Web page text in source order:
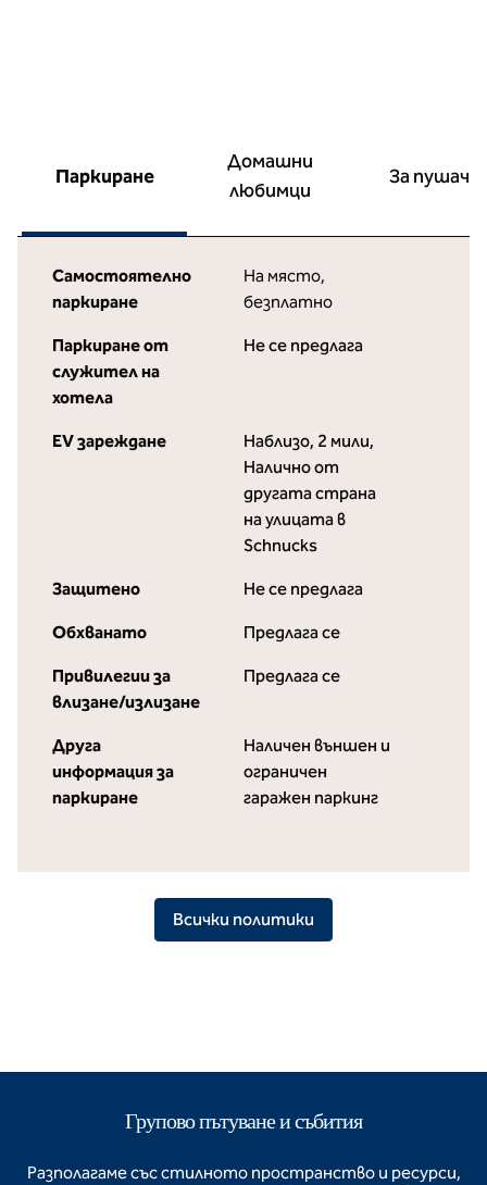
Паркиране
Домашни
любимци
За пушачи
Самостоятелно
паркиране
На място,
безплатно
Паркиране от
служител на
хотела
Не се предлага
EV зареждане Наблизо, 2 мили,
Налично от
другата страна
на улицата в
Schnucks
Защитено Не се предлага
Обхванато Предлага се
Привилегии за
влизане/излизане
Предлага се
Друга
информация за
паркиране
Наличен външен и
ограничен
гаражен паркинг
Всички политики
Групово пътуване и събития
Разполагаме със стилното пространство и ресурси,